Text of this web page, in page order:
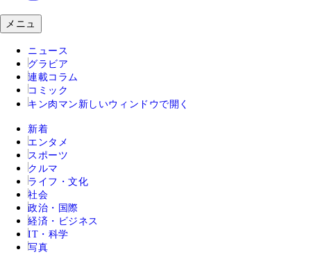
メニュ
ニュース
グラビア
連載コラム
コミック
キン肉マン 新しいウィンドウで開く
新着
エンタメ
スポーツ
クルマ
ライフ・文化
社会
政治・国際
経済・ビジネス
IT・科学
写真